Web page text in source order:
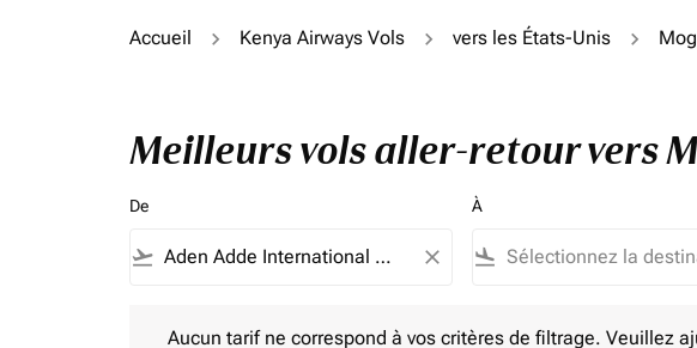
Accueil Kenya Airways Vols vers les États-Unis
Meilleurs vols aller-retour vers
De
flight_takeoff close
À
flight_land
Aucun tarif ne correspond à vos critères de filtrage. Veuillez